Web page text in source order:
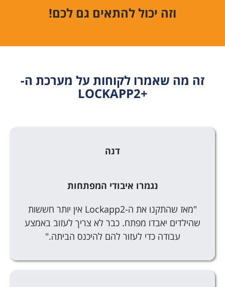
וזה יכול להתאים גם לכם!
זה מה שאמרו לקוחות על מערכת ה-
+LOCKAPP2
דנה
נגמרו איבודי המפתחות
"מאז שהתקנו את ה-Lockapp2 אין יותר חששות
שהילדים יאבדו מפתח. כבר לא צריך לעזוב באמצע
עבודה כדי לעזור להם להיכנס הביתה."